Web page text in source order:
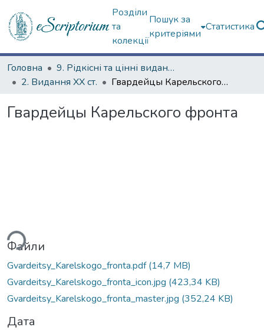
Розділи
та
колекції
Пошук за
критеріями
Статистика
Головна
9. Рідкісні та цінні видання
2. Видання ХХ ст.
Гвардейцы Карельского фронта
Гвардейцы Карельского фронта
Файли
Gvardeitsy_Karelskogo_fronta.pdf(14,7 MB)
Gvardeitsy_Karelskogo_fronta_icon.jpg (423,34 KB)
Gvardeitsy_Karelskogo_fronta_master.jpg (352,24 KB)
Дата